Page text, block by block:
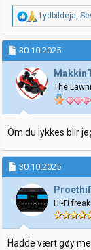
R
e
a
k
s
j
o
n
r
Lydbildeja,
30.10.2025
The
Om du lykkes blir
30.10.2025
Hi-Fi freak
Hadde vært gøy